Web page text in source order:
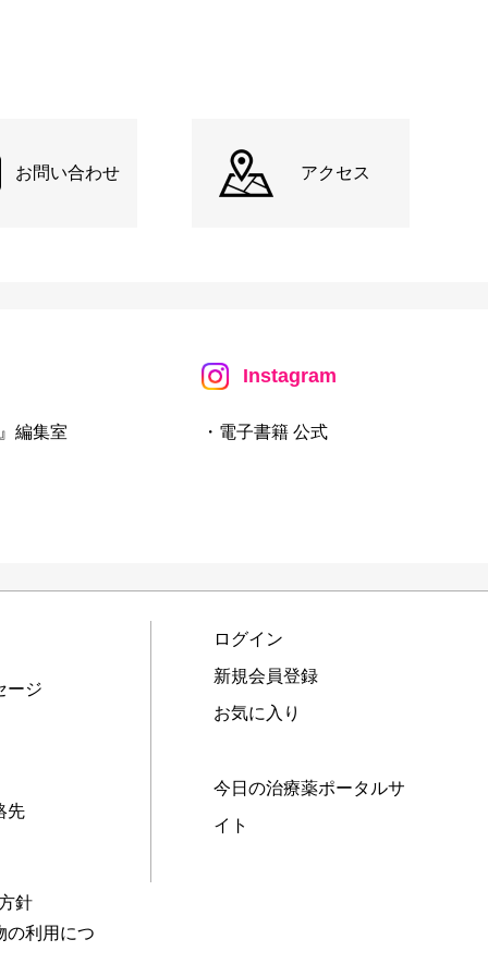
お問い合わせ アクセス
編集室
Instagram
・電子書籍 公式
ージ
先
針
の利用につ
ログイン
新規会員登録
お気に入り
今日の治療薬ポータルサ
イト